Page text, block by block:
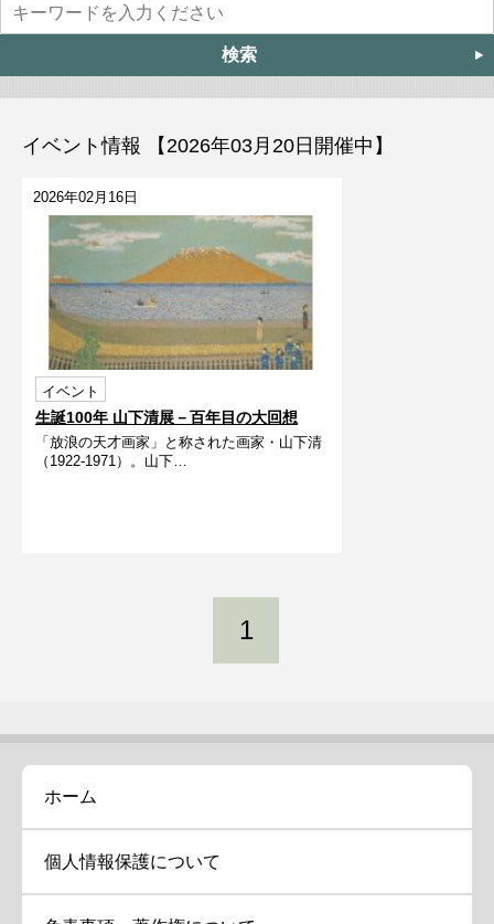
イベント情報 【2026年03月20日開催中】
2026年02月16日
イベント
生誕100年 山下清展－百年目の大回想
「放浪の天才画家」と称された画家・山下清
（1922-1971）。山下…
1
ホーム
個人情報保護について